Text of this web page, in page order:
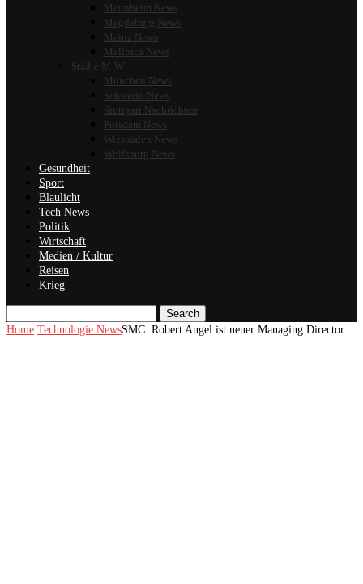
Mannheim News
Magdeburg News
Mainz News
Mallorca News
Städte M-W
München News
Schwerin News
Stuttgart Nachrichten
Potsdam News
Wiesbaden News
Wolfsburg News
Gesundheit
Sport
Blaulicht
Tech News
Politik
Wirtschaft
Medien / Kultur
Reisen
Krieg
Search
Home Technologie NewsSMC: Robert Angel ist neuer Managing Director